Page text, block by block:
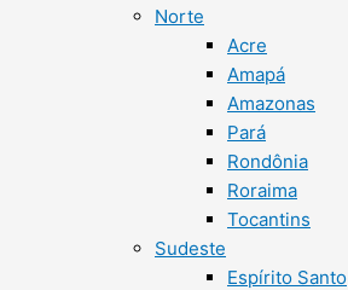
Norte
Acre
Amapá
Amazonas
Pará
Rondônia
Roraima
Tocantins
Sudeste
Espírito Santo